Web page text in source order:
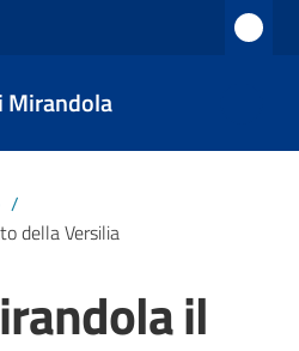
Mirandola
/
della Versilia
il